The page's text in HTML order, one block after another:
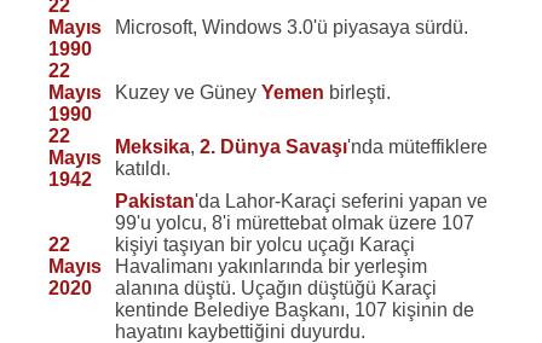
22
Mayıs
1990
Microsoft, Windows 3.0'ü piyasaya sürdü.
22
Mayıs
1990
Kuzey ve GüneyYemen birleşti.
22
Mayıs
1942
Meksika,2. Dünya Savaşı'nda müteffiklere
katıldı.
22
Mayıs
2020
Pakistan'da Lahor-Karaçi seferini yapan ve
99'u yolcu, 8'i mürettebat olmak üzere 107
kişiyi taşıyan bir yolcu uçağı Karaçi
Havalimanı yakınlarında bir yerleşim
alanına düştü. Uçağın düştüğü Karaçi
kentinde Belediye Başkanı, 107 kişinin de
hayatını kaybettiğini duyurdu.